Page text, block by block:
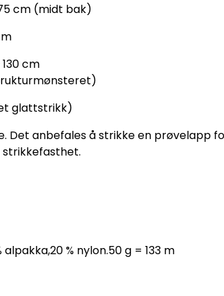
cm (midt bak)
130 cm
glattstrikk)
Det anbefales å strikke en
% nylon.50 g = 133 m